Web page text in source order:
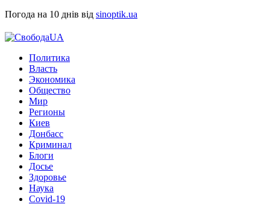
Погода на 10 днів від sinoptik.ua
Политика
Власть
Экономика
Общество
Мир
Регионы
Киев
Донбасс
Криминал
Блоги
Досье
Здоровье
Наука
Covid-19